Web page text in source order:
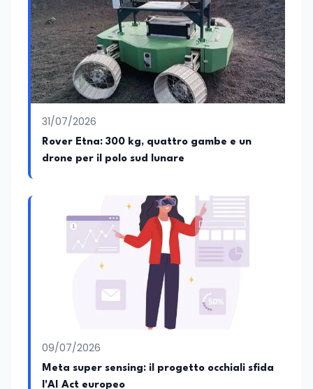
31/07/2026
Rover Etna: 300 kg, quattro gambe e un
drone per il polo sud lunare
09/07/2026
Meta super sensing: il progetto occhiali sfida
l'AI Act europeo